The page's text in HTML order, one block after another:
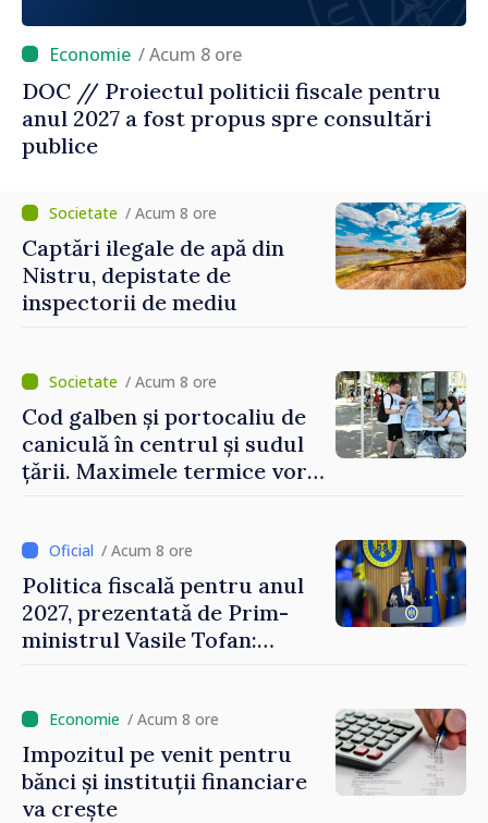
/ Acum 8 ore
DOC // Proiectul politicii fiscale pentru
anul 2027 a fost propus spre consultări
publice
/ Acum 8 ore
Captări ilegale de apă din
Nistru, depistate de
inspectorii de mediu
/ Acum 8 ore
Cod galben și portocaliu de
caniculă în centrul și sudul
țării. Maximele termice vor
/ Acum 8 ore
Politica fiscală pentru anul
2027, prezentată de Prim-
ministrul Vasile Tofan:
taxare mai echitabilă
/ Acum 8 ore
Impozitul pe venit pentru
bănci și instituții financiare
va crește